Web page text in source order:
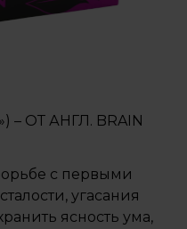
ОТ АНГЛ. BRAIN
с первыми
угасания
ясность ума,